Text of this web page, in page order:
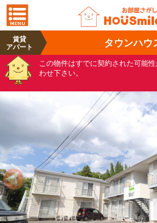
賃貸
アパート
タウンハウ
この物件はすでに契約された可能
わせ下さい。